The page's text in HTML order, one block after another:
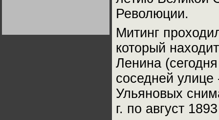
Революции.
Митинг
который
Ленина
соседней
Ульяновых
г. по август 1893